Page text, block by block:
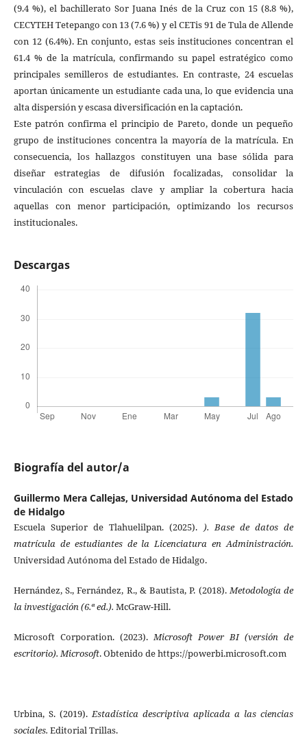
(9.4 %), el bachillerato Sor Juana Inés de la Cruz con 15 (8.8 %),
CECYTEH Tetepango con 13 (7.6 %) y el CETis 91 de Tula de Allende
con 12 (6.4%). En conjunto, estas seis instituciones concentran el
61.4 % de la matrícula, confirmando su papel estratégico como
principales semilleros de estudiantes. En contraste, 24 escuelas
aportan únicamente un estudiante cada una, lo que evidencia una
alta dispersión y escasa diversificación en la captación.
Este patrón confirma el principio de Pareto, donde un pequeño
grupo de instituciones concentra la mayoría de la matrícula. En
consecuencia, los hallazgos constituyen una base sólida para
diseñar estrategias de difusión focalizadas, consolidar la
vinculación con escuelas clave y ampliar la cobertura hacia
aquellas con menor participación, optimizando los recursos
institucionales.
Descargas
Biografía del autor/a
Guillermo Mera Callejas, Universidad Autónoma del Estado
de Hidalgo
Escuela Superior de Tlahuelilpan. (2025). ). Base de datos de
matrícula de estudiantes de la Licenciatura en Administración.
Universidad Autónoma del Estado de Hidalgo.
Hernández, S., Fernández, R., & Bautista, P. (2018). Metodología de
la investigación (6.ª ed.). McGraw-Hill.
Microsoft Corporation. (2023). Microsoft Power BI (versión de
escritorio). Microsoft. Obtenido de https://powerbi.microsoft.com
Urbina, S. (2019). Estadística descriptiva aplicada a las ciencias
sociales. Editorial Trillas.